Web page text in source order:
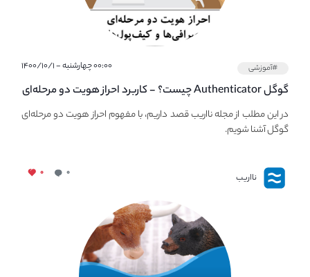
#آموزشی ۰۰:۰۰ چهارشنبه - ۱۴۰۰/۱۰/۱
گوگل Authenticator چیست؟ - کاربرد احراز هویت دو مرحله‌ای
در صرافی ها و کیف پول های کریپتو
در این مطلب از مجله نااریب قصد داریم، با مفهوم احراز هویت دو مرحله‌ای
گوگل آشنا شویم.
نااریب ۰ ۰